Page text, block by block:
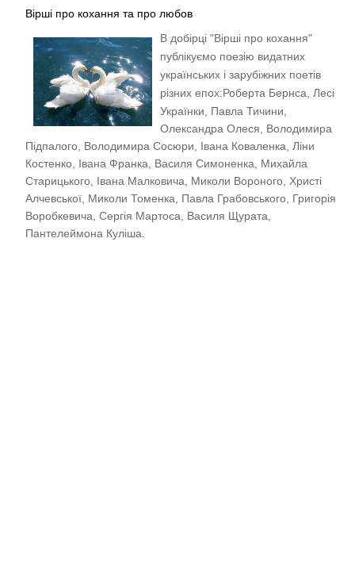
Вірші про кохання та про любов
В добірці "Вірші про кохання"
публікуємо поезію видатних
українських і зарубіжних поетів
різних епох:Роберта Бернса, Лесі
Українки, Павла Тичини,
Олександра Олеся, Володимира
Підпалого, Володимира Сосюри, Івана Коваленка, Ліни
Костенко, Івана Франка, Василя Симоненка, Михайла
Старицького, Івана Малковича, Миколи Вороного, Христі
Алчевської, Миколи Томенка, Павла Грабовського, Григорія
Воробкевича, Сергія Мартоса, Василя Щурата,
Пантелеймона Куліша.